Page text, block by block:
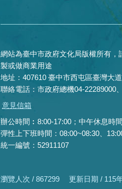
網站為臺中市政府文化局版權所有
製或做商業用途
地址：407610 臺中市西屯區臺灣大
聯絡電話：市政府總機04-22289000
意見信箱
辦公時間︰8:00-17:00；中午休息時
彈性上下班時間：08:00~08:30、
統一編號：52911107
瀏覽人次 / 867299 更新日期 / 115